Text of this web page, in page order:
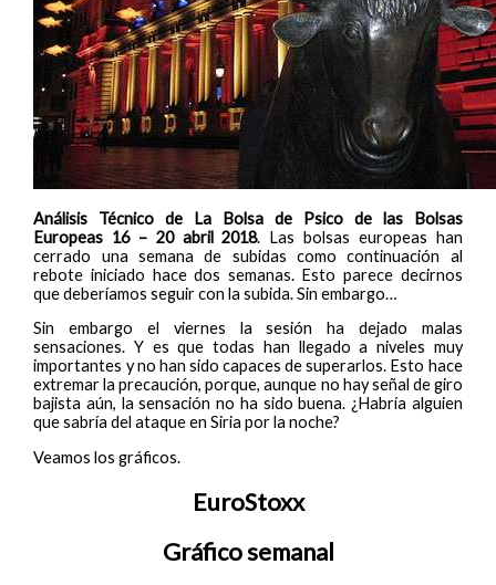
Análisis Técnico de La Bolsa de Psico de las Bolsas
Europeas 16 – 20 abril 2018. Las bolsas europeas han
cerrado una semana de subidas como continuación al
rebote iniciado hace dos semanas. Esto parece decirnos
que deberíamos seguir con la subida. Sin embargo…
Sin embargo el viernes la sesión ha dejado malas
sensaciones. Y es que todas han llegado a niveles muy
importantes y no han sido capaces de superarlos. Esto hace
extremar la precaución, porque, aunque no hay señal de giro
bajista aún, la sensación no ha sido buena. ¿Habría alguien
que sabría del ataque en Siria por la noche?
Veamos los gráficos.
EuroStoxx
Gráfico semanal